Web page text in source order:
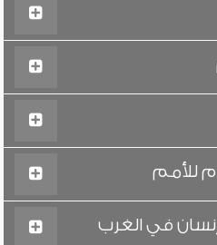
للأمم
في الغرب